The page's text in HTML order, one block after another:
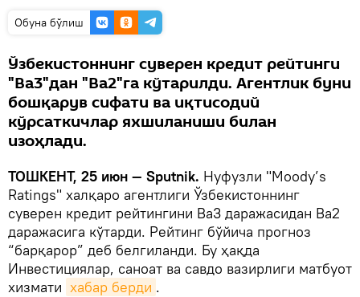
Oбуна бўлиш
Ўзбекистоннинг суверен кредит рейтинги
"Ba3"дан "Ba2"га кўтарилди. Агентлик буни
бошқарув сифати ва иқтисодий
кўрсаткичлар яхшиланиши билан
изоҳлади.
ТОШКЕНТ, 25 июн — Sputnik. Нуфузли "Moody’s
Ratings" халқаро агентлиги Ўзбекистоннинг
суверен кредит рейтингини Ba3 даражасидан Ba2
даражасига кўтарди. Рейтинг бўйича прогноз
“барқарор” деб белгиланди. Бу ҳақда
Инвестициялар, саноат ва савдо вазирлиги матбуот
хизмати хабар берди .